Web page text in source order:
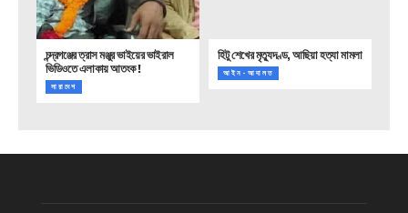
চন্দ্রগঞ্জের ত্রাস মঞ্জুর ভাইয়ের ভাইরাল
ভিডিওতে এলাকায় আতংক !
সারাদেশ
হিটু শেখের মৃত্যুদণ্ড, আছিয়া হত্যা মামলা
আইন-আদালত